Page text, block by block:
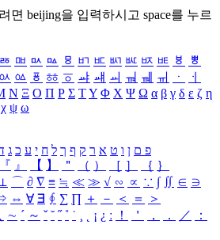
면 beijing을 입력하시고 space를 누르
ㅭ ㅮ ㅯ ㅰ ㅱ ㅲ ㅳ ㅴ ㅵ ㅶ ㅷ ㅸ
ㅹ
ㆂ ㆃ ㆄ ㆅ ㆆ ㆇ ㆈ ㆉ ㆊ ㆋ ㆌ ㆍ
ㆎ
Ν Ξ Ο Π Ρ Σ ΤΥ Φ Χ Ψ Ω α β γ δ ε ζ η
χ ψ ω
פ ם ן ו ט א ר ק ף ך ל ח י ע כ ג
『 』 【 】 ＂ （ ） ［ ］ ｛ ｝
⊥ ⌒ ∂ ∇ ≡ ≒ ≪ ≫ √ ∽ ∝ ∵ ∫ ∬ ∈ ∋
⇔ ∀ ∃ ∮ ∑ ∏ ＋ － ＜ ＝
＞
∼ ´ ～ ˇ ˘ ˝ ˚ ˙ ¸ ¡ ¿ ː ！ ＇ ， ． ／
：